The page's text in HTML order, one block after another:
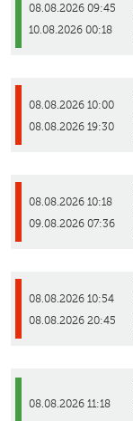
08.08.2026 09:45
10.08.2026 00:18
08.08.2026 10:00
08.08.2026 19:30
08.08.2026 10:18
09.08.2026 07:36
08.08.2026 10:54
08.08.2026 20:45
08.08.2026 11:18